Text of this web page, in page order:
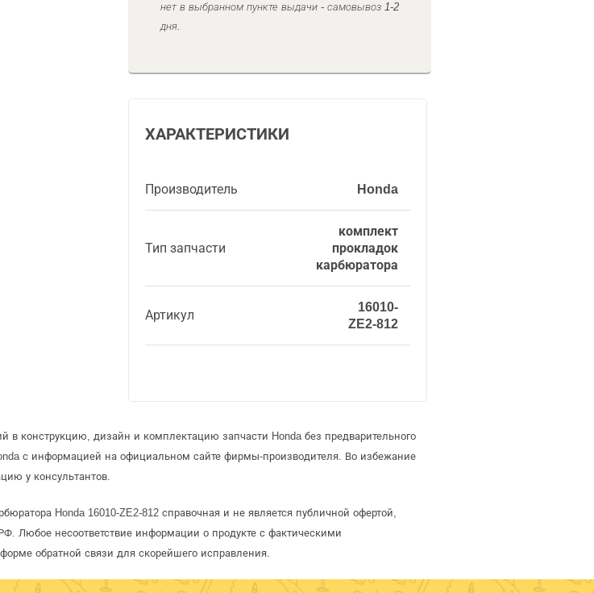
нет в выбранном пункте выдачи - самовывоз 1-2
дня.
ХАРАКТЕРИСТИКИ
Производитель Honda
Тип запчасти
комплект
прокладок
карбюратора
Артикул
16010-
ZE2-812
в конструкцию, дизайн и комплектацию запчасти Honda без предварительного
с информацией на официальном сайте фирмы-производителя. Во избежание
у консультантов.
Honda 16010-ZE2-812 справочная и не является публичной офертой,
Любое несоответствие информации о продукте с фактическими
обратной связи для скорейшего исправления.